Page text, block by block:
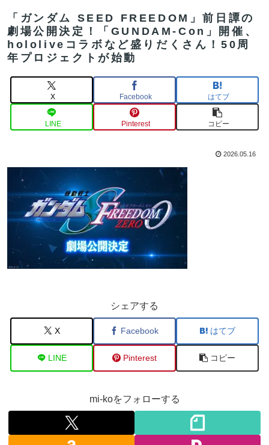
「ガンダム SEED FREEDOM」前日譚の
劇場公開決定！「GUNDAM-Con」開催、
hololiveコラボなど盛りだくさん！50周
年プロジェクトが始動
X Facebook はてブ
LINE Pinterest コピー
2026.05.16
シェアする
X Facebook はてブ
LINE Pinterest コピー
mi-koをフォローする